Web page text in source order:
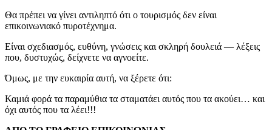
Θα πρέπει να γίνει αντιληπτό ότι ο τουρισμός δεν είναι
επικοινωνιακό πυροτέχνημα.
Είναι σχεδιασμός, ευθύνη, γνώσεις και σκληρή δουλειά — λέξεις
που, δυστυχώς, δείχνετε να αγνοείτε.
Όμως, με την ευκαιρία αυτή, να ξέρετε ότι:
Καμιά φορά τα παραμύθια τα σταματάει αυτός που τα ακούει… και
όχι αυτός που τα λέει!!!